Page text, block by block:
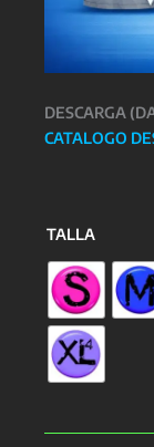
DESCARGA
CATALOGO
TALLA